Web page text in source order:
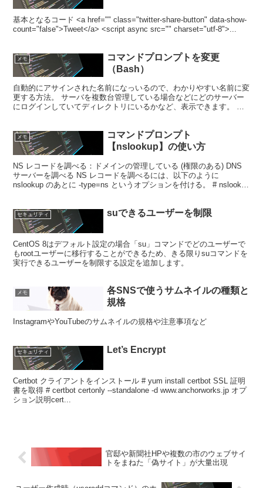
基本となるコード <a href="" class="twitter-share-button" data-show-
count="false">Tweet</a> <script async src="" charset="utf-8">...
メモ
コマンドプロンプトを変更
（Bash）
自動的にアサインされた名前になっいるので、わかりやすい名前に変
更する方法。 サーバを複数台管理している場合などにどのサーバー
にログインしていてディレクトリにいるかなど、表示できます。 ◆
メモ
コマンドプロンプト
【nslookup】の使い方
NS レコードを調べる：ドメインの管理している (権限のある) DNS
サーバーを調べる NS レコードを調べるには、以下のように
nslookup のあとに -type=ns というオプションを付ける。 # nslookup
セキュリティ suできるユーザーを制限
CentOS 8はデフォルト設定の場合「su」コマンドでどのユーザーで
もrootユーザーに移行することができるため、きる限りsuコマンドを
実行できるユーザーを制限する設定を追加します。
メモ
各SNSで使うサムネイルの種類と
規格
InstagramやYouTubeのサムネイルの規格や注意事項など
セキュリティ Let’s Encrypt
Certbot クライアントをインストール # yum install certbot SSL 証明
書を取得 # certbot certonly --standalone -d www.anchorworks.jp オプ
ション説明cert...
官邸や新聞社HPや複数の市のウェブサイ
トをまねた「偽サイト」が大量出現